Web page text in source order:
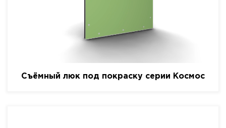
Съёмный люк под покраску серии Космос